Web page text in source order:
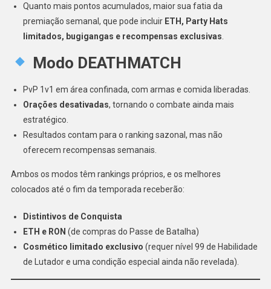
Quanto mais pontos acumulados, maior sua fatia da
premiação semanal, que pode incluir ETH, Party Hats
limitados, bugigangas e recompensas exclusivas
Modo DEATHMATCH
PvP 1v1 em área confinada, com armas e comida liberadas.
Orações desativadas, tornando o combate ainda mais
estratégico.
Resultados contam para o ranking sazonal, mas não
oferecem recompensas semanais.
Ambos os modos têm rankings próprios, e os melhores
colocados até o fim da temporada receberão:
Distintivos de Conquista
ETH e RON (de compras do Passe de Batalha)
Cosmético limitado exclusivo (requer nível 99 de Habilidade
de Lutador e uma condição especial ainda não revelada).